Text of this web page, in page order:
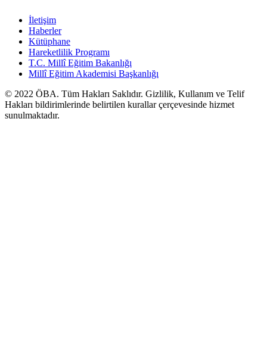
İletişim
Haberler
Kütüphane
Hareketlilik Programı
T.C. Millî Eğitim Bakanlığı
Millî Eğitim Akademisi Başkanlığı
© 2022 ÖBA. Tüm Hakları Saklıdır. Gizlilik, Kullanım ve Telif
Hakları bildirimlerinde belirtilen kurallar çerçevesinde hizmet
sunulmaktadır.